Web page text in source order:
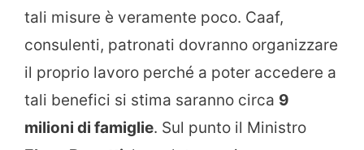
tali misure è veramente poco. Caaf,
consulenti, patronati dovranno organizzare
il proprio lavoro perché a poter accedere a
tali benefici si stima saranno circa 9
milioni di famiglie. Sul punto il Ministro